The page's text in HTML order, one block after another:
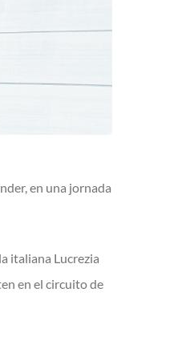
en una jornada
italiana Lucrezia
en el circuito de